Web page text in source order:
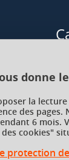
donne
la
des
6 mois.
cookies"
protection
du
activités
distance,